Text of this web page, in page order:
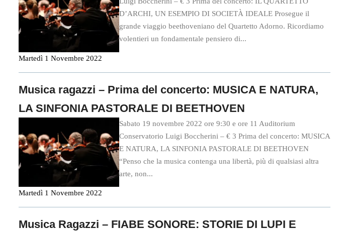
D’ARCHI, UN ESEMPIO DI SOCIETÀ IDEALE Prosegue il
grande viaggio beethoveniano del Quartetto Adorno. Ricordiamo
volentieri un fondamentale pensiero di...
Martedì 1 Novembre 2022
Musica ragazzi – Prima del concerto: MUSICA E NATURA,
LA SINFONIA PASTORALE DI BEETHOVEN
Sabato 19 novembre 2022 ore 9:30 e ore 11 Auditorium
Conservatorio Luigi Boccherini – € 3 Prima del concerto: MUSICA
E NATURA, LA SINFONIA PASTORALE DI BEETHOVEN
“Penso che la musica contenga una libertà, più di qualsiasi altra
arte, non...
Martedì 1 Novembre 2022
Musica Ragazzi – FIABE SONORE: STORIE DI LUPI E